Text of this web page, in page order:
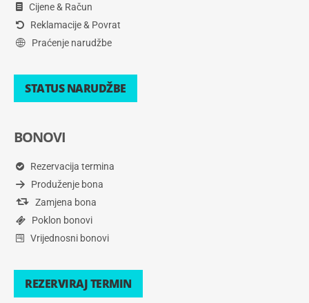
Cijene & Račun
Reklamacije & Povrat
Praćenje narudžbe
STATUS NARUDŽBE
BONOVI
Rezervacija termina
Produženje bona
Zamjena bona
Poklon bonovi
Vrijednosni bonovi
REZERVIRAJ TERMIN